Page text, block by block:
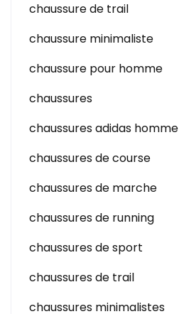
chaussure de trail
chaussure minimaliste
chaussure pour homme
chaussures
chaussures adidas homme
chaussures de course
chaussures de marche
chaussures de running
chaussures de sport
chaussures de trail
chaussures minimalistes